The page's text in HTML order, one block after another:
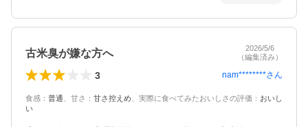
古米臭が嫌な方へ
2026/5/6
（編集済み）
3 nam********さん
食感 ： 普通 甘さ ： 甘さ控えめ 実際に食べてみたおいしさの評価 ： おいし
い